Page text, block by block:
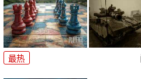
最热